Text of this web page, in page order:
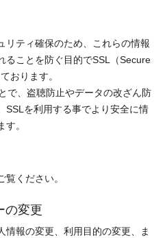
リティ確保のため、これらの情報
ることを防ぐ目的でSSL（Secure
おります。
で、盗聴防止やデータの改ざん防
SSLを利用する事でより安全に情
。
ください。
の変更
情報の変更、利用目的の変更、ま